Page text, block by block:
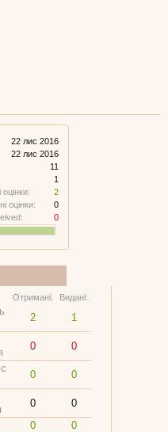
22 лис 2016
22 лис 2016
11
1
2
оцінки:
0
0
Отримані: Видані:
2 1
0 0
0 0
0
0
0
0